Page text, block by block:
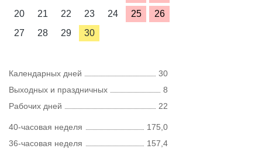
20
21 22 23 24 25
26
27
28 29 30
Календарных дней
30
Выходных и праздничных
8
Рабочих дней
22
40-часовая неделя
175,0
36-часовая неделя
157,4